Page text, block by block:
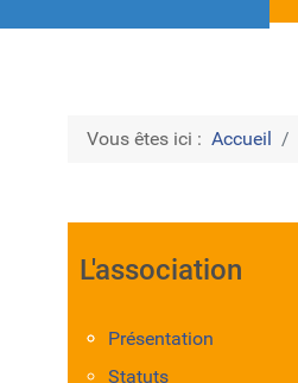
Vous êtes ici : Accueil
L'association
Présentation
Statuts